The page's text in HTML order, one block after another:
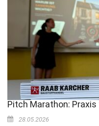
Pitch Marathon:
28.05.2026